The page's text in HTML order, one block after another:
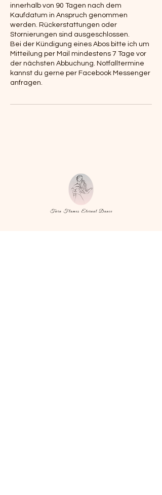
innerhalb von 90 Tagen nach dem
Kaufdatum in Anspruch genommen
werden. Rückerstattungen oder
Stornierungen sind ausgeschlossen.
Bei der Kündigung eines Abos bitte ich um
Mitteilung per Mail mindestens 7 Tage vor
der nächsten Abbuchung. Notfalltermine
kannst du gerne per Facebook Messenger
anfragen.